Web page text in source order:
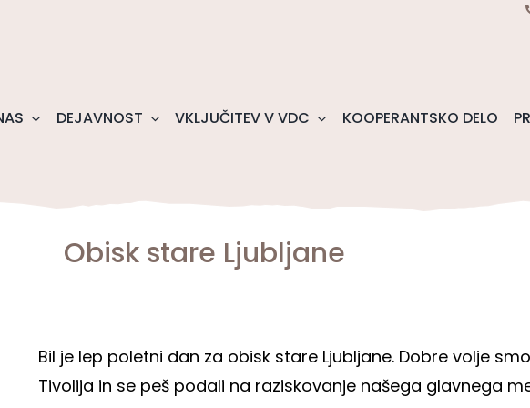
DEJAVNOST VKLJUČITEV V VDC KOOPERANTSKO DELO
Obisk stare Ljubljane
Bil je lep poletni dan za obisk stare Ljubljane. Dobre volje
Tivolija in se peš podali na raziskovanje našega glavnega